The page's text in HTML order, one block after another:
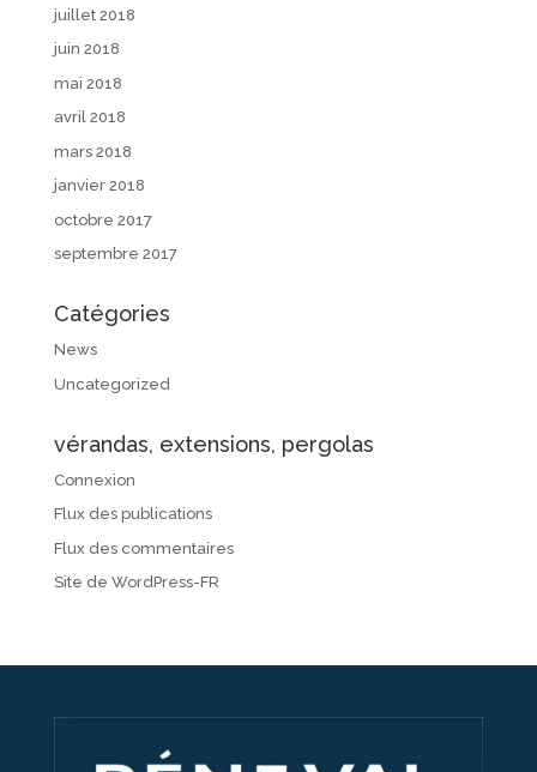
juillet 2018
juin 2018
mai 2018
avril 2018
mars 2018
janvier 2018
octobre 2017
septembre 2017
Catégories
News
Uncategorized
vérandas, extensions, pergolas
Connexion
Flux des publications
Flux des commentaires
Site de WordPress-FR